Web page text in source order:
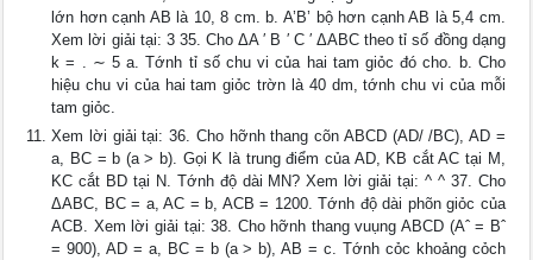
lớn hơn cạnh AB là 10, 8 cm. b. A’B’ bộ hơn cạnh AB là 5,4 cm.
Xem lời giải tại: 3 35. Cho ΔA ′ B ′ C ′ ΔABC theo tỉ số đồng dạng
k = . ∼ 5 a. Tớnh tỉ số chu vi của hai tam giỏc đó cho. b. Cho
hiệu chu vi của hai tam giỏc trờn là 40 dm, tớnh chu vi của mỗi
tam giỏc.
Xem lời giải tại: 36. Cho hỡnh thang cõn ABCD (AD/ /BC), AD =
a, BC = b (a > b). Gọi K là trung điểm của AD, KB cắt AC tại M,
KC cắt BD tại N. Tớnh độ dài MN? Xem lời giải tại: ^ ^ 37. Cho
ΔABC, BC = a, AC = b, ACB = 1200. Tớnh độ dài phõn giỏc của
ACB. Xem lời giải tại: 38. Cho hỡnh thang vuụng ABCD (Aˆ = Bˆ
= 900), AD = a, BC = b (a > b), AB = c. Tớnh cỏc khoảng cỏch